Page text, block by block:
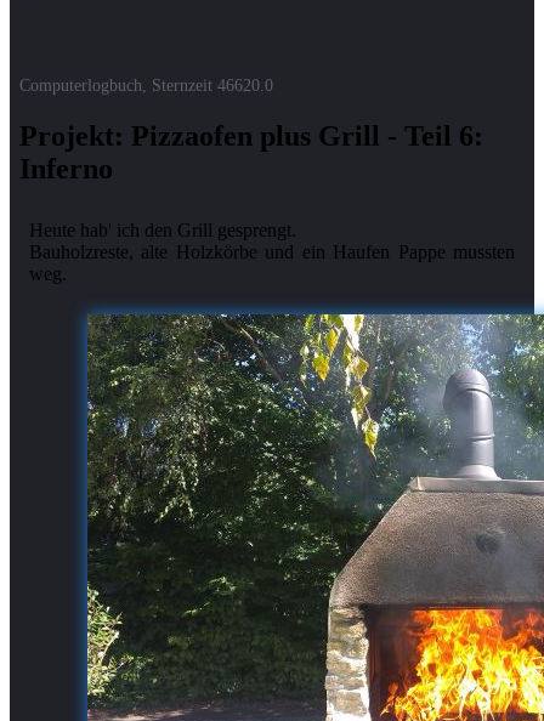
Computerlogbuch, Sternzeit 46620.0
Projekt: Pizzaofen plus Grill - Teil 6:
Inferno
Heute hab' ich den Grill gesprengt.
Bauholzreste, alte Holzkörbe und ein Haufen Pappe mussten